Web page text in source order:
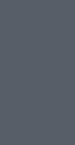
"Serve